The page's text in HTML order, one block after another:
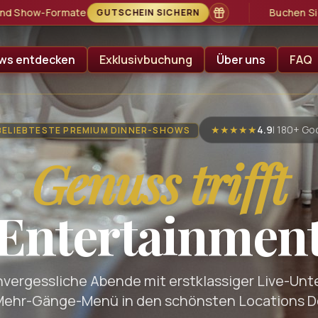
Buchen Sie Deutschlands beliebtestes Erlebnis-
entdecken Exklusivbuchung Über uns FAQ
PREMIUM DINNER-SHOWS ★★★★★4.9| 180+
Genuss trifft
Abende mit erstklassiger Live-
Gänge-Menü in den schönsten Locations